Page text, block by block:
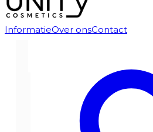
InformatieOver onsContact